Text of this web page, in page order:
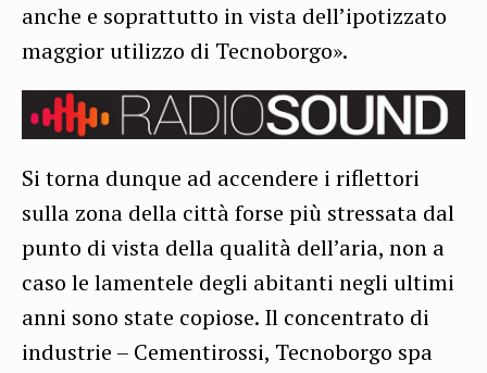
anche e soprattutto in vista dell’ipotizzato
maggior utilizzo di Tecnoborgo».
Si torna dunque ad accendere i riflettori
sulla zona della città forse più stressata dal
punto di vista della qualità dell’aria, non a
caso le lamentele degli abitanti negli ultimi
anni sono state copiose. Il concentrato di
industrie – Cementirossi, Tecnoborgo spa